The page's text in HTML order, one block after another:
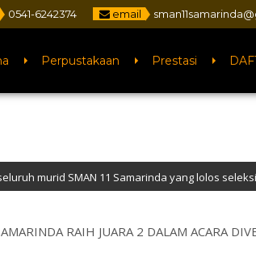
0541-6242374 email
Perpustakaan Prestasi
11 Samarinda yang lolos seleksi PTN jalur
RAIH JUARA 2 DALAM ACARA